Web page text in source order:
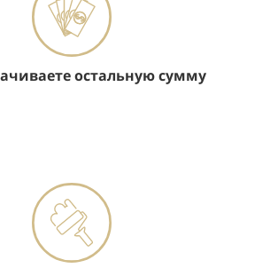
остальную сумму